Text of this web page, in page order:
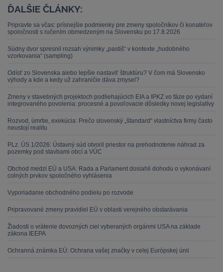
ĎALŠIE ČLÁNKY:
Pripravte sa včas: prísnejšie podmienky pre zmeny spoločníkov či konateľov
spoločnosti s ručením obmedzeným na Slovensku po 17.8.2026
Súdny dvor spresnil rozsah výnimky „pastiš“ v kontexte „hudobného
vzorkovania“ (sampling)
Odísť zo Slovenska alebo lepšie nastaviť štruktúru? V čom má Slovensko
výhody a kde a kedy už zahraničie dáva zmysel?
Zmeny v stavebných projektoch podliehajúcich EIA a IPKZ vo fáze po vydaní
integrovaného povolenia: procesné a povoľovacie dôsledky novej legislatívy
Rozvod, úmrtie, exekúcia: Prečo slovenský „štandard“ vlastníctva firmy často
neustojí realitu
PLz. ÚS 1/2026: Ústavný súd otvoril priestor na prehodnotenie náhrad za
pozemky pod stavbami obcí a VÚC
Obchod medzi EÚ a USA: Rada a Parlament dosiahli dohodu o vykonávaní
colných prvkov spoločného vyhlásenia
Vyporiadanie obchodného podielu po rozvode
Pripravované zmeny pravidiel EÚ v oblasti verejného obstarávania
Žiadosti o vrátenie dovozných ciel vyberaných orgánmi USA na základe
zákona IEEPA
Ochranná známka EÚ: Ochrana vašej značky v celej Európskej únii